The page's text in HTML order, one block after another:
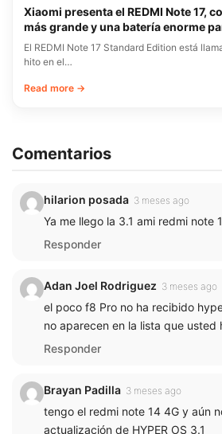
Xiaomi presenta el REDMI Note 17,
más grande y una batería enorme
El REDMI Note 17 Standard Edition está
hito en el…
Read more →
Comentarios
hilarion posada 3 meses ago
Ya me llego la 3.1 ami redmi note
Responder
Adan Joel Rodriguez 3 meses ago
el poco f8 Pro no ha recibido
no aparecen en la lista que usted
Responder
Brayan Padilla 3 meses ago
tengo el redmi note 14 4G y aún
actualización de HYPER OS 3.1